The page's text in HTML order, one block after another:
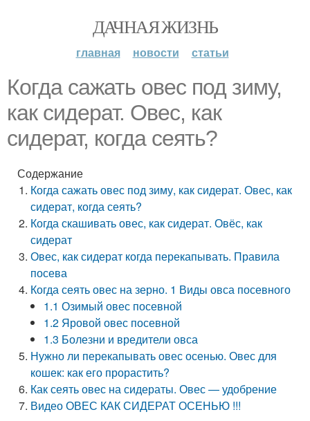
ДАЧНАЯ ЖИЗНЬ
главная новости статьи
Когда сажать овес под зиму,
как сидерат. Овес, как
сидерат, когда сеять?
Содержание
Когда сажать овес под зиму, как сидерат. Овес, как
сидерат, когда сеять?
Когда скашивать овес, как сидерат. Овёс, как
сидерат
Овес, как сидерат когда перекапывать. Правила
посева
Когда сеять овес на зерно. 1 Виды овса посевного
1.1 Озимый овес посевной
1.2 Яровой овес посевной
1.3 Болезни и вредители овса
Нужно ли перекапывать овес осенью. Овес для
кошек: как его прорастить?
Как сеять овес на сидераты. Овес — удобрение
Видео ОВЕС КАК СИДЕРАТ ОСЕНЬЮ !!!